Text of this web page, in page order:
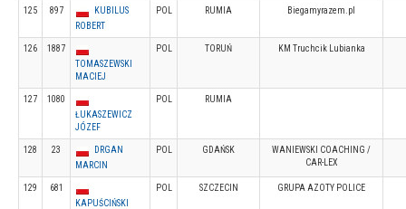
125 897
KUBILUS
ROBERT
POL RUMIA Biegamyrazem.pl
126
1887
TOMASZEWSKI
MACIEJ
POL TORUŃ KM Truchcik Lubianka
127
1080
ŁUKASZEWICZ
JÓZEF
POL RUMIA
128 23
DRGAN
MARCIN
POL GDAŃSK
WANIEWSKI COACHING /
CAR-LEX
129
681
KAPUŚCIŃSKI
POL SZCZECIN GRUPA AZOTY POLICE